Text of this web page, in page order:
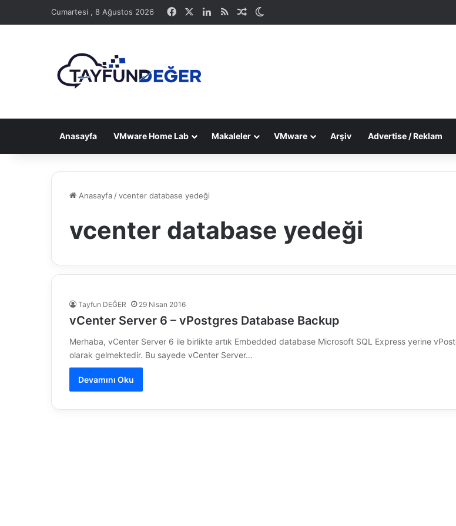
Cumartesi , 8 Ağustos 2026 Facebook LinkedIn
RSS Rastgele Makale
Anasayfa VMware Home Lab Makaleler VMware Arşiv Advertise / Reklam
Anasayfa /vcenter database yedeği
vcenter database yedeği
Tayfun DEĞER 29 Nisan 2016
vCenter Server 6 – vPostgres Database Backup
Merhaba, vCenter Server 6 ile birlikte artık Embedded database Microsoft SQL Express yerine
olarak gelmektedir. Bu sayede vCenter Server…
Devamını Oku